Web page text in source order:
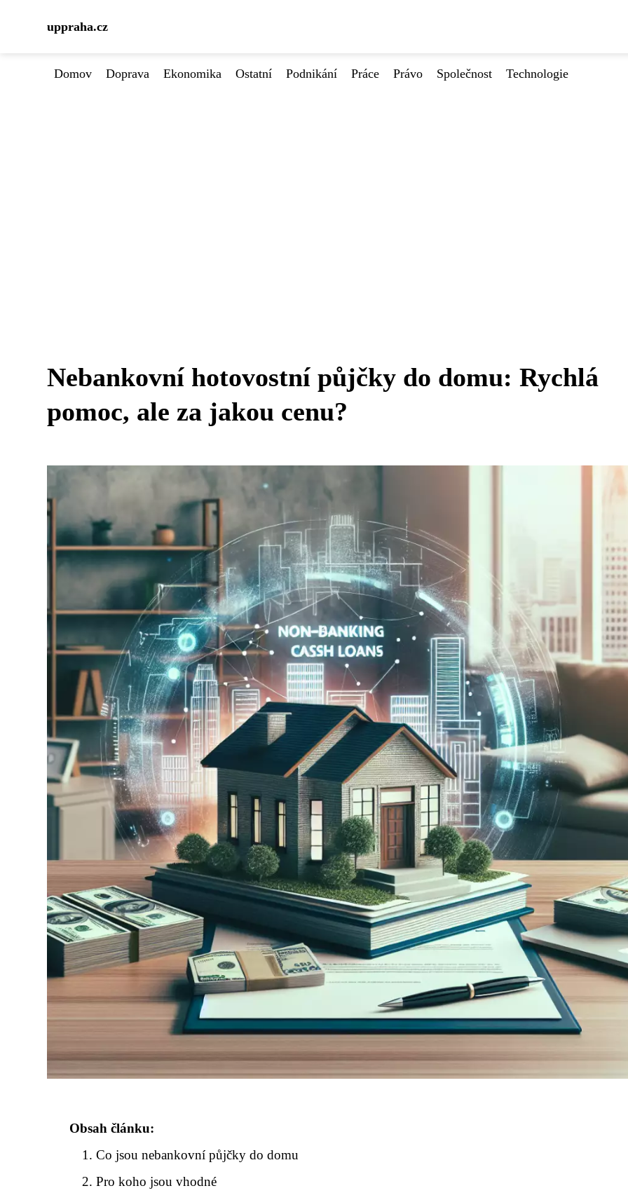
uppraha.cz
Domov Doprava Ekonomika Ostatní Podnikání Práce Právo Společnost Technologie
Nebankovní hotovostní půjčky do domu: Rychlá
pomoc, ale za jakou cenu?
Obsah článku:
Co jsou nebankovní půjčky do domu
Pro koho jsou vhodné